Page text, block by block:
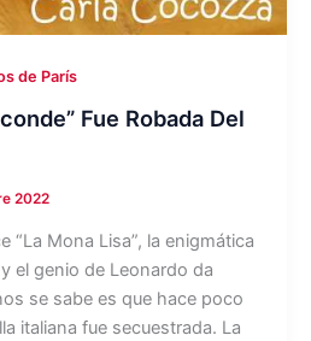
de París
Fue Robada Del
2022
“La Mona Lisa”, la enigmática
el genio de Leonardo da
se sabe es que hace poco
italiana fue secuestrada. La